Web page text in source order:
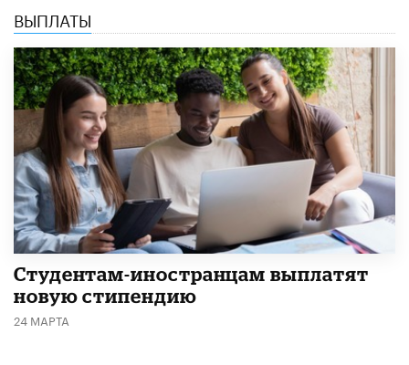
ВЫПЛАТЫ
Студентам-иностранцам выплатят
новую стипендию
24 МАРТА